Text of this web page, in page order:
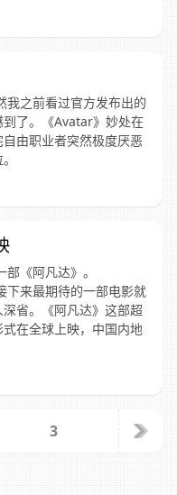
我之前看过官方发布出的
了。《Avatar》妙处在
由职业者突然极度厌恶
《阿凡达》。
下来最期待的一部电影就
省。《阿凡达》这部超
在全球上映，中国内地
3